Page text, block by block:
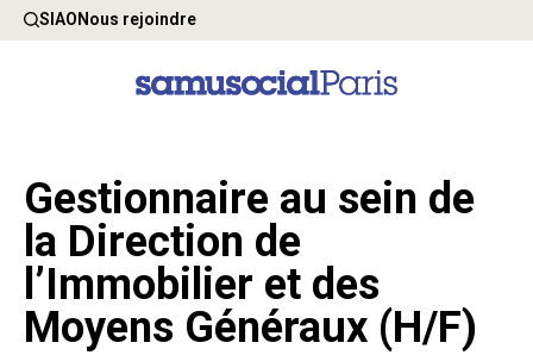
SIAONous rejoindre
Gestionnaire au sein de
la Direction de
l’Immobilier et des
Moyens Généraux (H/F)